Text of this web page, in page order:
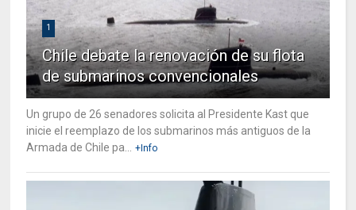
1
Chile debate la renovación de su flota
de submarinos convencionales
Un grupo de 26 senadores solicita al Presidente Kast que
inicie el reemplazo de los submarinos más antiguos de la
Armada de Chile pa...
+Info